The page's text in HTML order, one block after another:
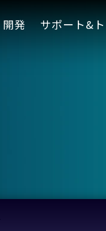
開発 サポート&